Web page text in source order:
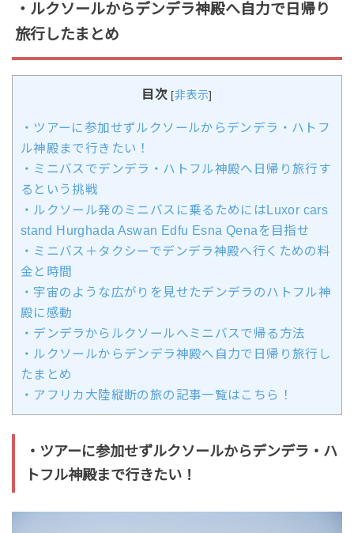
・ルクソールからデンデラ神殿へ自力で日帰り
旅行したまとめ
目次 [非表示]
・ツアーに参加せずルクソールからデンデラ・ハトフ
ル神殿まで行きたい！
・ミニバスでデンデラ・ハトフル神殿へ日帰り旅行す
るという挑戦
・ルクソール発のミニバスに乗るためにはLuxor cars
stand Hurghada Aswan Edfu Esna Qenaを目指せ
・ミニバス＋タクシーでデンデラ神殿へ行くための料
金と時間
・宇宙のような広がりを見せたデンデラのハトフル神
殿に感動
・デンデラからルクソールへミニバスで帰る方法
・ルクソールからデンデラ神殿へ自力で日帰り旅行し
たまとめ
・アフリカ大陸縦断の旅の記事一覧はこちら！
・ツアーに参加せずルクソールからデンデラ・ハ
トフル神殿まで行きたい！